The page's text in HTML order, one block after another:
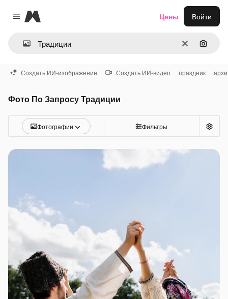
Close menu
Magnific
ОчиститьПоиск
Цены Войти
Создать ИИ-изображение Создать ИИ-видео праздник
Фото По Запросу Традиции
Фотографии Фильтры